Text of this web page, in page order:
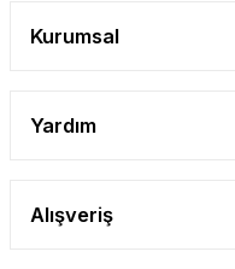
Kurumsal
Yardım
Alışveriş